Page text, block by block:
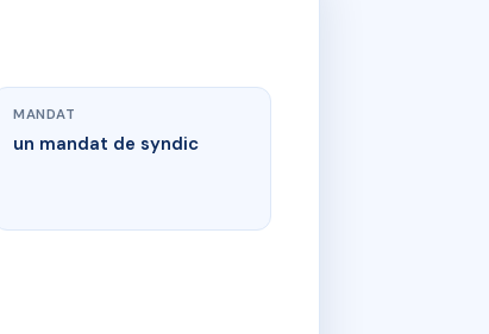
MANDAT
un mandat de syndic